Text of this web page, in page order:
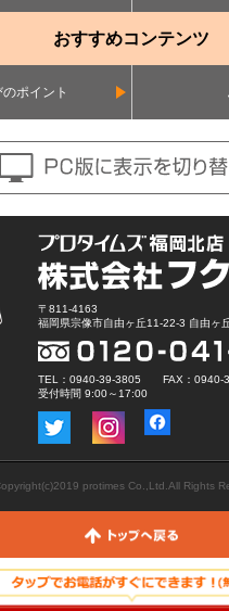
おすすめコンテンツ
ポイント
〒811-4163
福岡県宗像市自由ヶ丘11-22-3 自由ヶ
TEL：0940-39-3805 FAX：0940-
受付時間 9:00～17:00
protimes Co.,Ltd.All Rights